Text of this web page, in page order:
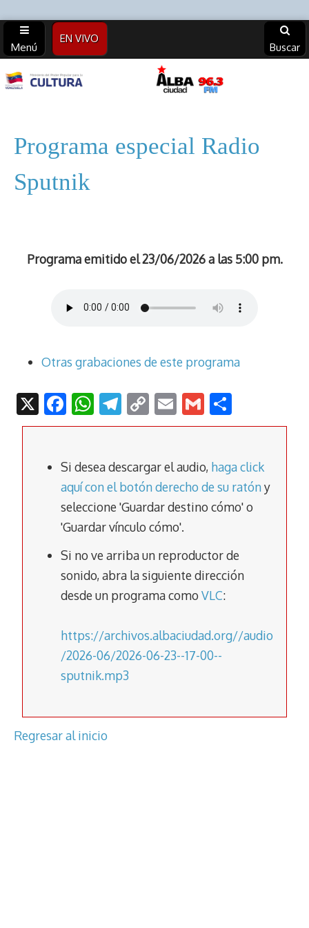
Menú
EN VIVO
Buscar
Alba
Ciudad
96.3 FM
(Archivos)
Programa especial Radio
Sputnik
Programa emitido el 23/06/2026 a las 5:00 pm.
Otras grabaciones de este programa
X F
ac
b
o
o
k
W
h
s
A
p
p
T
el
gr
a
m
C
o
y
Li
n
k
E
m
l
G
m
l
o
p
ar
tir
Si desea descargar el audio, haga click
aquí con el botón derecho de su ratóny
seleccione 'Guardar destino cómo' o
'Guardar vínculo cómo'.
Si no ve arriba un reproductor de
sonido, abra la siguiente dirección
desde un programa como VLC:
https://archivos.albaciudad.org//audio
/2026-06/2026-06-23--17-00--
sputnik.mp3
Regresar al inicio